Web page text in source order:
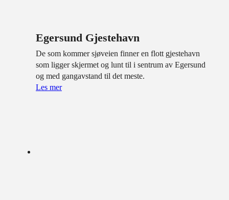
Egersund Gjestehavn
De som kommer sjøveien finner en flott gjestehavn
som ligger skjermet og lunt til i sentrum av Egersund
og med gangavstand til det meste.
Les mer